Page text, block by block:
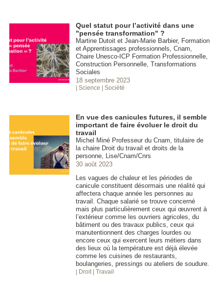
Quel statut pour l’activité dans une
"pensée transformation" ?
Martine Dutoit et Jean-Marie Barbier, Formation
et Apprentissages professionnels, Cnam,
Chaire Unesco-ICP Formation Professionnelle,
Construction Personnelle, Transformations
Sociales
18 septembre 2023
| Science | Société
En vue des canicules futures, il semble
important de faire évoluer le droit du
travail
Michel Miné Professeur du Cnam, titulaire de
la chaire Droit du travail et droits de la
personne, Lise/Cnam/Cnrs
30 août 2023
Les vagues de chaleur et les périodes de
canicule constituent désormais une réalité qui
affectera chaque année les personnes au
travail. Chaque salarié se trouve concerné
mais plus particulièrement ceux qui œuvrent à
l’extérieur comme les ouvriers agricoles, du
bâtiment ou des travaux publics, ceux qui
manutentionnent des charges lourdes ou
encore ceux qui exercent leurs métiers dans
des lieux où la température est déjà élevée
comme les cuisines de restaurants,
boulangeries, pressings ou ateliers de soudure.
| Droit | Travail